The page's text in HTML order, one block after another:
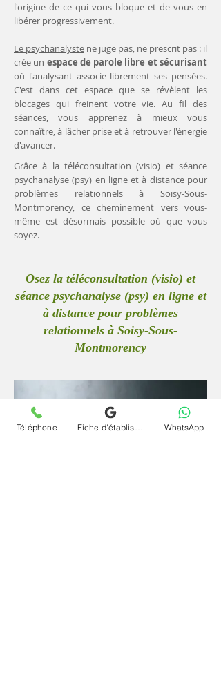
l'origine de ce qui vous bloque et de vous en
libérer progressivement.
Le psychanalyste ne juge pas, ne prescrit pas : il
crée un espace de parole libre et sécurisant
où l'analysant associe librement ses pensées.
C'est dans cet espace que se révèlent les
blocages qui freinent votre vie. Au fil des
séances, vous apprenez à mieux vous
connaître, à lâcher prise et à retrouver l'énergie
d'avancer.
Grâce à la téléconsultation (visio) et séance
psychanalyse (psy) en ligne et à distance pour
problèmes relationnels à Soisy-Sous-
Montmorency, ce cheminement vers vous-
même est désormais possible où que vous
soyez.
Osez la téléconsultation (visio) et
séance psychanalyse (psy) en ligne et
à distance pour problèmes
relationnels à Soisy-Sous-
Montmorency
Téléphone WhatsApp